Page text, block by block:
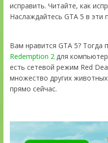
исправить. Читайте, как
Наслаждайтесь GTA 5 в эти
Вам нравится GTA 5? Тогда
Redemption 2для
есть сетевой режим Red
множество других
прямо сейчас.